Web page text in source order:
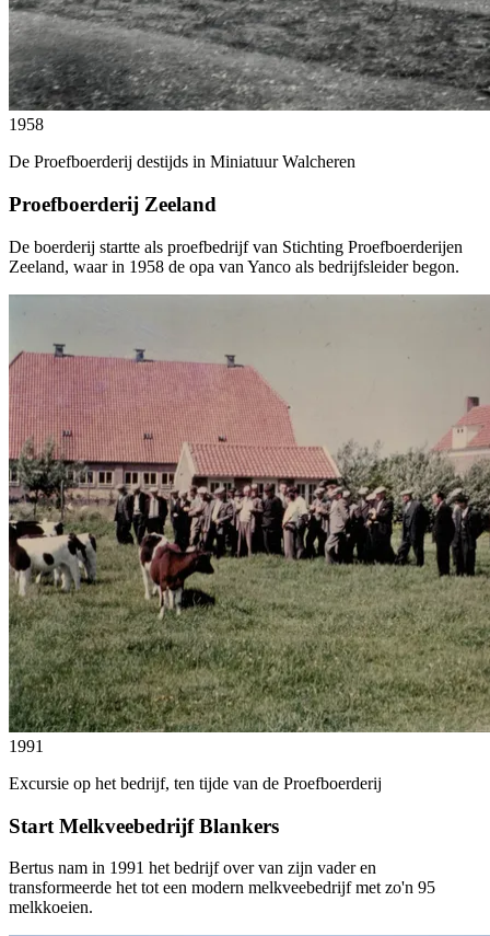
1958
De Proefboerderij destijds in Miniatuur Walcheren
Proefboerderij Zeeland
De boerderij startte als proefbedrijf van Stichting Proefboerderijen
Zeeland, waar in 1958 de opa van Yanco als bedrijfsleider begon.
1991
Excursie op het bedrijf, ten tijde van de Proefboerderij
Start Melkveebedrijf Blankers
Bertus nam in 1991 het bedrijf over van zijn vader en
transformeerde het tot een modern melkveebedrijf met zo'n 95
melkkoeien.